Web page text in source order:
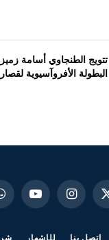
تتويج الطنجاوي أسامة
البطولة الأفروآسيوية
X
(Twitter)
الانستغراميوتيوب
اتصل بنا للإشهار